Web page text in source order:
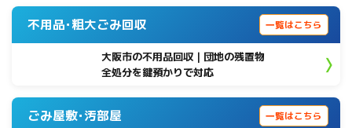
不用品･粗大ごみ回収 一覧はこちら
大阪市の不用品回収｜団地の残置物
全処分を鍵預かりで対応
ごみ屋敷･汚部屋 一覧はこちら